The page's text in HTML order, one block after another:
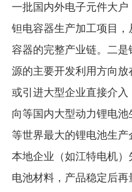
一批国内外电子元件大
钽电容器生产加工项目
容器的完整产业链。二
源的主要开发利用方向放
或引进大型企业直接介
向等国内大型动力锂电
等世界最大的锂电池生
本地企业（如江特电机
电池材料，产品稳定后